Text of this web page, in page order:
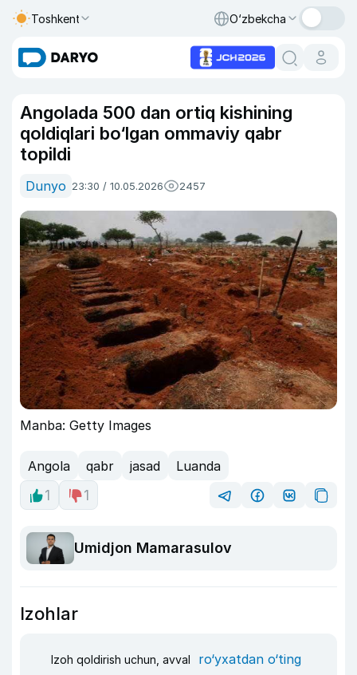
Toshkent O‘zbekcha
Angolada 500 dan ortiq kishining
qoldiqlari bo‘lgan ommaviy qabr
topildi
Dunyo 23:30 / 10.05.2026 2457
Manba: Getty Images
Angola qabr jasad
Luanda
1
1
Umidjon Mamarasulov
Izohlar
Izoh qoldirish uchun, avval ro‘yxatdan o‘ting